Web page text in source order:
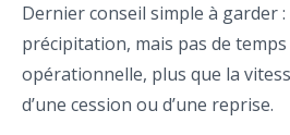
Dernier conseil simple à garder :
précipitation, mais pas de
opérationnelle, plus que la
d’une cession ou d’une reprise.